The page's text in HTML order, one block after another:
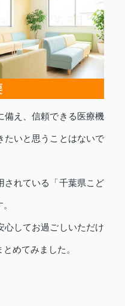
備え、信頼できる医療機
たいと思うことはないで
されている「千葉県こど
心してお過ごしいただけ
めてみました。